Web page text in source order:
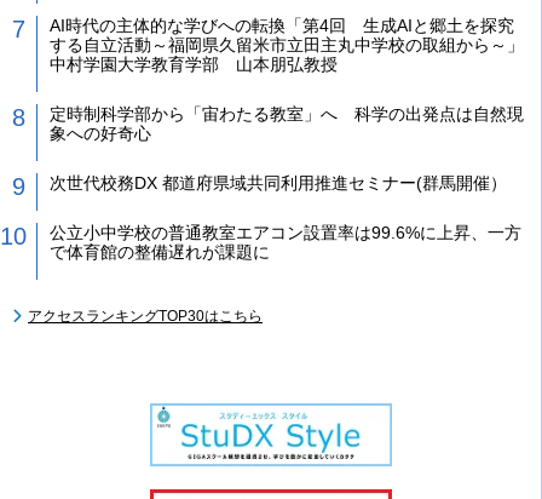
AI時代の主体的な学びへの転換「第4回 生成AIと郷土を探究
する自立活動～福岡県久留米市立田主丸中学校の取組から～」
中村学園大学教育学部 山本朋弘教授
定時制科学部から「宙わたる教室」へ 科学の出発点は自然現
象への好奇心
次世代校務DX 都道府県域共同利用推進セミナー(群馬開催）
公立小中学校の普通教室エアコン設置率は99.6%に上昇、一方
で体育館の整備遅れが課題に
アクセスランキングTOP30はこちら